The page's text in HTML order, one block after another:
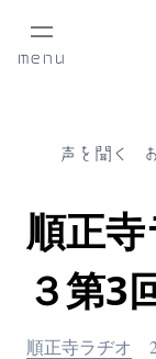
menu
声を聞く
順正
３第3
順正寺ラヂオ